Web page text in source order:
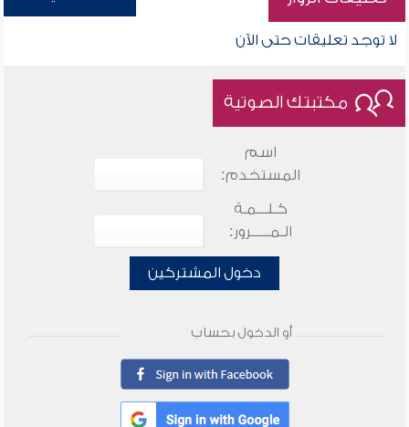
لا توجد تعليقات حتى الآن
مكتبتك الصوتية
اسم
المستخدم:
كـلـــمـة
الـمـــــرور:
دخول المشتركين
أو الدخول بحساب